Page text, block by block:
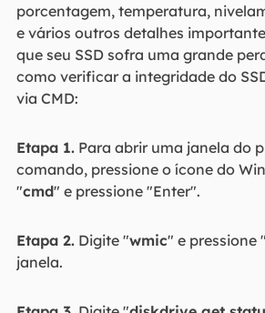
porcentagem, temperatura,
e vários outros detalhes
que seu SSD sofra uma grande
como verificar a integridade do
via CMD:
Etapa 1.Para abrir uma janela do
comando, pressione o ícone do
"cmd" e pressione "Enter".
Etapa 2.Digite "wmic" e pressione
janela.